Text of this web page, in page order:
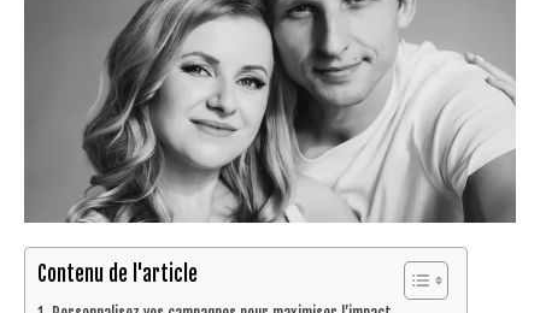
Contenu de l'article